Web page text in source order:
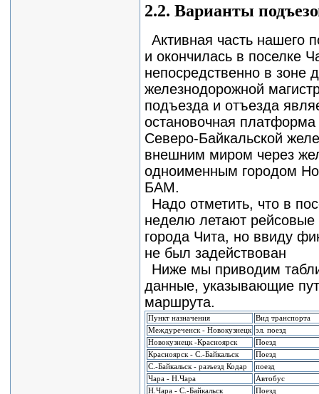
2.2. Варианты
Активная часть нашего
и окончилась в поселке
непосредственно в зоне
железнодорожной
подъезда и отъезда
остановочная
Северо-Байкальской
внешним миром через
одноименным городом
БАМ.
Надо отметить, что в
неделю летают
города Чита, но ввиду
не был задействован
Ниже мы приводим
данные, указывающие
маршрута.
Пункт назначения
Вид транспорта
Междуреченск - Новокузнецк эл. поезд
Новокузнецк -Красноярск
Поезд
Красноярск - С.-Байкальск
Поезд
С.-Байкальск - разъезд Кодар
поезд
Чара - Н.Чара
Автобус
Н.Чара - С.-Байкальск
Поезд